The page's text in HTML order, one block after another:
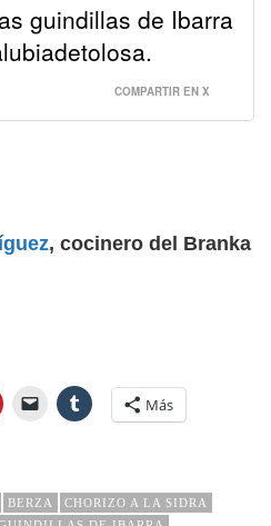
guindillas de Ibarra
COMPARTIR EN X
, cocinero del Branka
Más
BERZA
CHORIZO A LA SIDRA